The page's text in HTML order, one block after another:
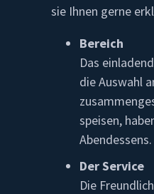
sie Ihnen gerne
Bereich
Das
die Auswahl
speisen,
Abendessens.
Der Service
Die